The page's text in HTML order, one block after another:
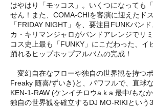
はやはり「モッコス」。いくつになっても
せん！また、COMA-CHIを客演に迎えたド
「FRIDAY NIGHT」を、要注目FUNKバン
カ・キリマンジャロがバンドアレンジでリ
コス史上最も「FUNKY」にこだわった、イ
踊れるヒップホップアルバムの完成！
変幻自在なフローや独自の世界観を持つ
Freaky 随喜/ずいき)と、パワフルで、直球
KEN-1-RAW (ケンイチロウa.k.a 最中/もな
独自の世界観を確立するDJ MO-RIKIという